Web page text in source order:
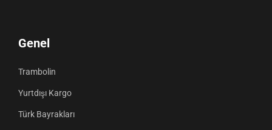
Genel
Trambolin
Yurtdışı Kargo
Türk Bayrakları